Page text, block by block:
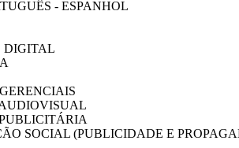
- ESPANHOL
DIGITAL
SOCIAL (PUBLICIDADE E